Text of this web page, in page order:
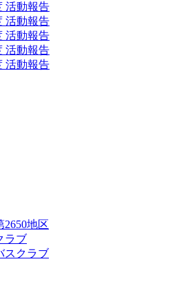
活動報告
活動報告
活動報告
活動報告
活動報告